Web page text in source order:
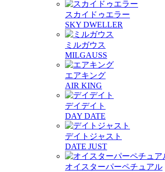
スカイドゥエラー
SKY DWELLER
ミルガウス
MILGAUSS
エアキング
AIR KING
デイデイト
DAY DATE
デイトジャスト
DATE JUST
オイスターパーペチュアル